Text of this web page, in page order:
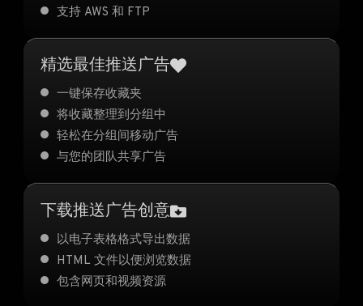
支持 AWS 和 FTP
精选最佳推送广告
一键保存收藏夹
将收藏整理到分组中
轻松在分组间移动广告
与您的团队共享广告
下载推送广告创意
以电子表格格式导出数据
HTML 文件以便浏览数据
包含网页和视频资源